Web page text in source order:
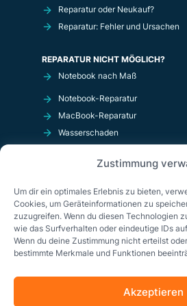
Zustimmung
Um dir ein optimales Erlebnis zu bieten,
Cookies, um Geräteinformationen zu
zuzugreifen. Wenn du diesen Technologien
wie das Surfverhalten oder eindeutige IDs
Wenn du deine Zustimmung nicht erteilst
bestimmte Merkmale und Funktionen
Akzeptieren
Reparatur oder Neukauf?
Reparatur: Fehler und Ursachen
REPARATUR NICHT MÖGLICH?
Notebook nach Maß
Notebook-Reparatur
MacBook-Reparatur
Wasserschaden
OnlineShop